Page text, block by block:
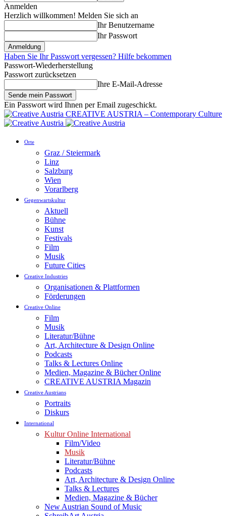
Anmelden
Herzlich willkommen! Melden Sie sich an
Ihr Benutzername
Ihr Passwort
Haben Sie Ihr Passwort vergessen? Hilfe bekommen
Passwort-Wiederherstellung
Passwort zurücksetzen
Ihre E-Mail-Adresse
Ein Passwort wird Ihnen per Email zugeschickt.
CREATIVE AUSTRIA – Contemporary Culture
Orte
Graz / Steiermark
Linz
Salzburg
Wien
Vorarlberg
Gegenwartskultur
Aktuell
Bühne
Kunst
Festivals
Film
Musik
Future Cities
Creative Industries
Organisationen & Plattformen
Förderungen
Creative Online
Film
Musik
Literatur/Bühne
Art, Architecture & Design Online
Podcasts
Talks & Lectures Online
Medien, Magazine & Bücher Online
CREATIVE AUSTRIA Magazin
Creative Austrians
Portraits
Diskurs
International
Kultur Online International
Film/Video
Musik
Literatur/Bühne
Podcasts
Art, Architecture & Design Online
Talks & Lectures
Medien, Magazine & Bücher
New Austrian Sound of Music